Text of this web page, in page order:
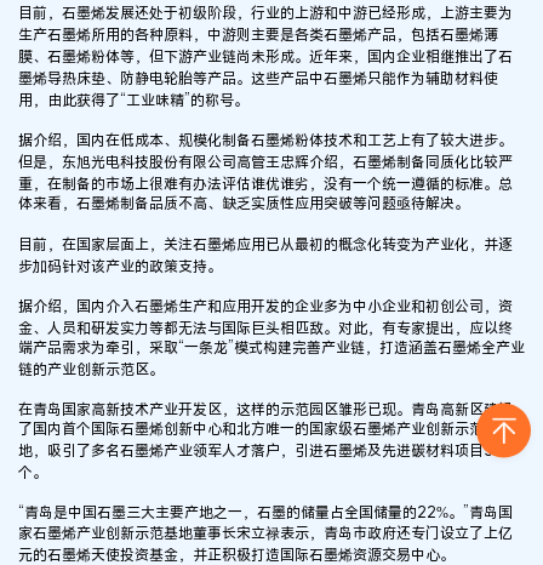
目前，石墨烯发展还处于初级阶段，行业的上游和中游已经形成，上游主要为
生产石墨烯所用的各种原料，中游则主要是各类石墨烯产品，包括石墨烯薄
膜、石墨烯粉体等，但下游产业链尚未形成。近年来，国内企业相继推出了石
墨烯导热床垫、防静电轮胎等产品。这些产品中石墨烯只能作为辅助材料使
用，由此获得了“工业味精”的称号。
据介绍，国内在低成本、规模化制备石墨烯粉体技术和工艺上有了较大进步。
但是，东旭光电科技股份有限公司高管王忠辉介绍，石墨烯制备同质化比较严
重，在制备的市场上很难有办法评估谁优谁劣，没有一个统一遵循的标准。总
体来看，石墨烯制备品质不高、缺乏实质性应用突破等问题亟待解决。
目前，在国家层面上，关注石墨烯应用已从最初的概念化转变为产业化，并逐
步加码针对该产业的政策支持。
据介绍，国内介入石墨烯生产和应用开发的企业多为中小企业和初创公司，资
金、人员和研发实力等都无法与国际巨头相匹敌。对此，有专家提出，应以终
端产品需求为牵引，采取“一条龙”模式构建完善产业链，打造涵盖石墨烯全产业
链的产业创新示范区。
在青岛国家高新技术产业开发区，这样的示范园区雏形已现。青岛高新区建设
了国内首个国际石墨烯创新中心和北方唯一的国家级石墨烯产业创新示范基
地，吸引了多名石墨烯产业领军人才落户，引进石墨烯及先进碳材料项目50
个。
“青岛是中国石墨三大主要产地之一，石墨的储量占全国储量的22%。”青岛国
家石墨烯产业创新示范基地董事长宋立禄表示，青岛市政府还专门设立了上亿
元的石墨烯天使投资基金，并正积极打造国际石墨烯资源交易中心。